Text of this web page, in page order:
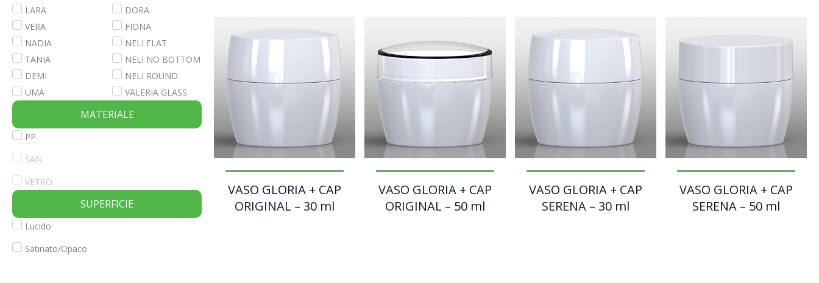
LARA
VERA
NADIA
TANIA
DEMI
UMA
DORA
FIONA
NELI FLAT
NELI NO BOTTOM
NELI ROUND
VALERIA GLASS
MATERIALE
PP
SAN
VETRO
SUPERFICIE
Lucido
Satinato/Opaco
VASO GLORIA + CAP
ORIGINAL – 30 ml
VASO GLORIA + CAP
ORIGINAL – 50 ml
VASO GLORIA + CAP
SERENA – 30 ml
VASO GLORIA + CAP
SERENA – 50 ml